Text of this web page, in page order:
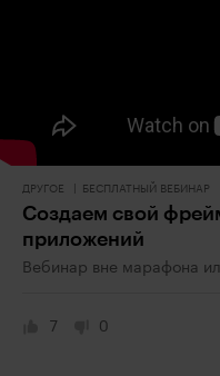
ДРУГОЕ БЕСПЛАТНЫЙ ВЕБИНАР
Создаем свой
приложений
Вебинар вне марафона
7 0